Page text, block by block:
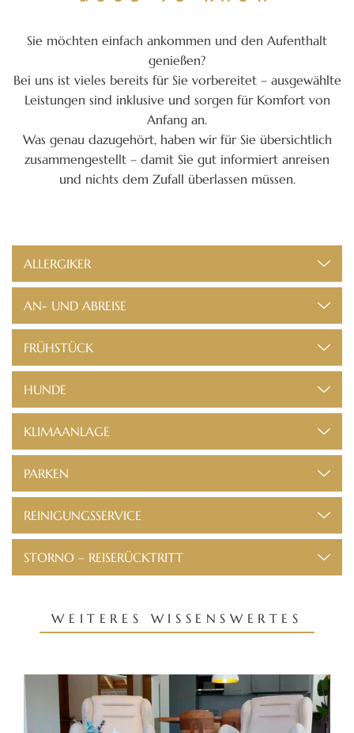
Sie möchten einfach ankommen und den Aufenthalt
genießen?
Bei uns ist vieles bereits für Sie vorbereitet – ausgewählte
Leistungen sind inklusive und sorgen für Komfort von
Anfang an.
Was genau dazugehört, haben wir für Sie übersichtlich
zusammengestellt – damit Sie gut informiert anreisen
und nichts dem Zufall überlassen müssen.
ALLERGIKER
AN- UND ABREISE
FRÜHSTÜCK
HUNDE
KLIMAANLAGE
PARKEN
REINIGUNGSSERVICE
STORNO – REISERÜCKTRITT
WEITERES WISSENSWERTES